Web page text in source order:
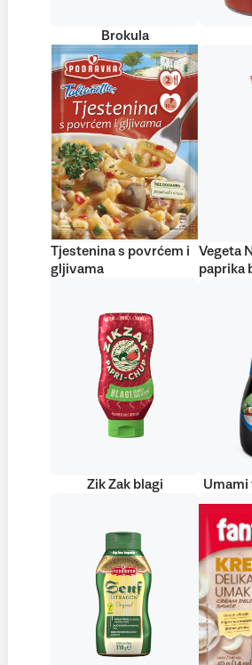
Brokula
Tjestenina s povrćem i
gljivama
Vegeta
paprika
Zik Zak blagi Umami